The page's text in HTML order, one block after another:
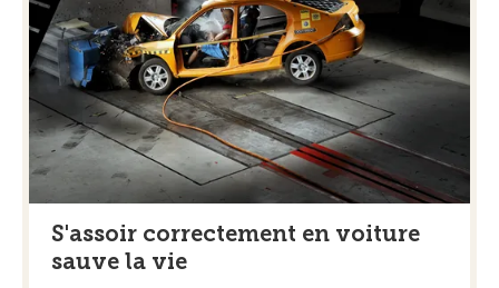
S'assoir correctement en voiture
sauve la vie